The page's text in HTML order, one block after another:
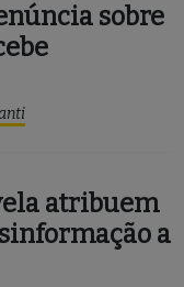
sobre
atribuem
a